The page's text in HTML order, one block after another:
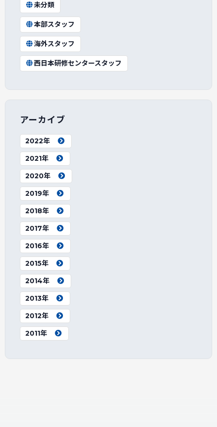
未分類
本部スタッフ
海外スタッフ
西日本研修センタースタッフ
アーカイブ
2022年
2021年
2020年
2019年
2018年
2017年
2016年
2015年
2014年
2013年
2012年
2011年